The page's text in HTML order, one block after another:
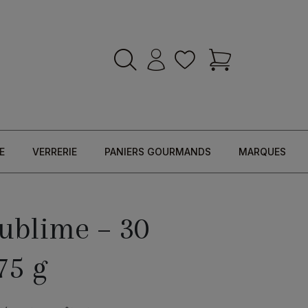
VERRERIE PANIERS GOURMANDS MARQUES
– 30
g